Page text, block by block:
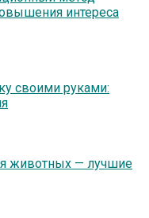
интереса
своими руками:
животных — лучшие